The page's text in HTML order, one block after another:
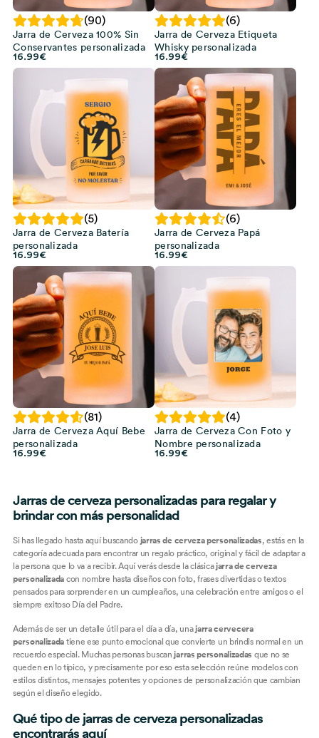
(90)
Jarra de Cerveza 100% Sin
Conservantes personalizada
16.99€
(6)
Jarra de Cerveza Etiqueta
Whisky personalizada
16.99€
(5)
Jarra de Cerveza Batería
personalizada
16.99€
(6)
Jarra de Cerveza Papá
personalizada
16.99€
(81)
Jarra de Cerveza Aquí Bebe
personalizada
16.99€
(4)
Jarra de Cerveza Con Foto y
Nombre personalizada
16.99€
Jarras de cerveza personalizadas para regalar y
brindar con más personalidad
Si has llegado hasta aquí buscando jarras de cerveza personalizadas, estás en la
categoría adecuada para encontrar un regalo práctico, original y fácil de adaptar a
la persona que lo va a recibir. Aquí verás desde la clásicajarra de cerveza
personalizada con nombre hasta diseños con foto, frases divertidas o textos
pensados para sorprender en un cumpleaños, una celebración entre amigos o el
siempre exitoso Día del Padre.
Además de ser un detalle útil para el día a día, unajarra cervecera
personalizada tiene ese punto emocional que convierte un brindis normal en un
recuerdo especial. Muchas personas buscanjarras personalizadas que no se
queden en lo típico, y precisamente por eso esta selección reúne modelos con
estilos distintos, mensajes potentes y opciones de personalización que cambian
según el diseño elegido.
Qué tipo de jarras de cerveza personalizadas
encontrarás aquí